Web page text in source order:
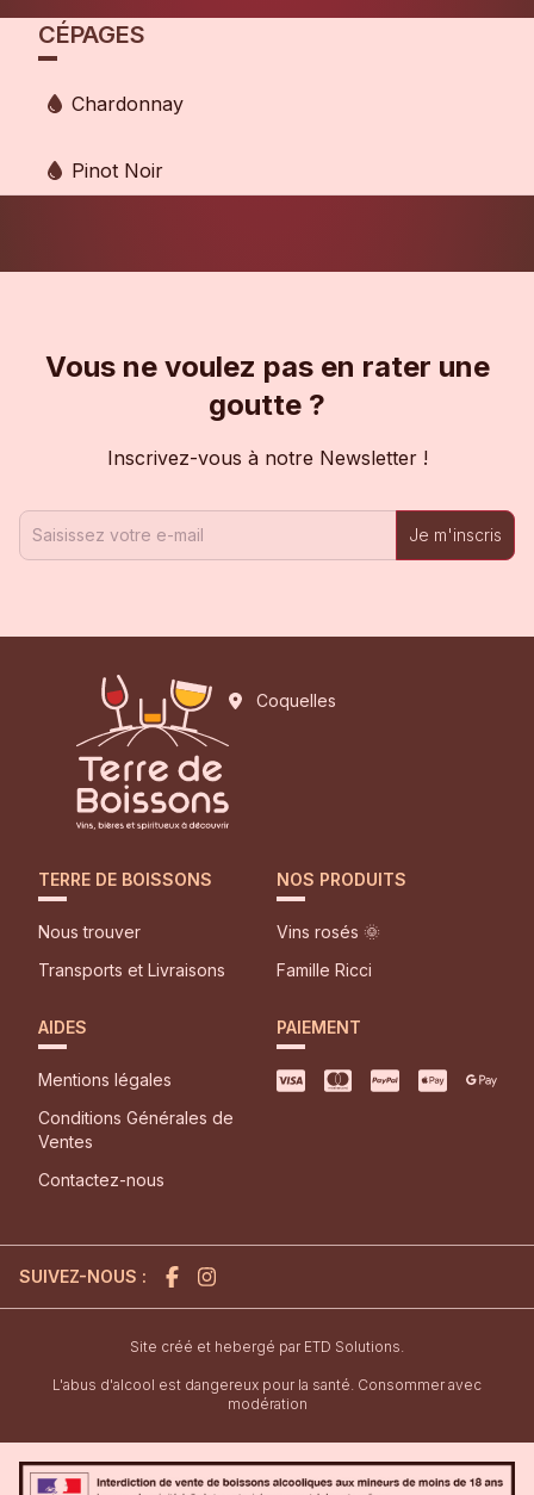
CÉPAGES
Chardonnay
Pinot Noir
Vous ne voulez pas en rater une
goutte ?
Inscrivez-vous à notre Newsletter !
Je m'inscris
Coquelles
TERRE DE BOISSONS
Nous trouver
Transports et Livraisons
NOS PRODUITS
Vins rosés 🌞
Famille Ricci
AIDES
Mentions légales
Conditions Générales de
Ventes
Contactez-nous
PAIEMENT
SUIVEZ-NOUS :
Site créé et hebergé parl'agence de création de site
ETD Solutions.
L'abus d'alcool est dangereux pour la santé. Consommer avec
modération